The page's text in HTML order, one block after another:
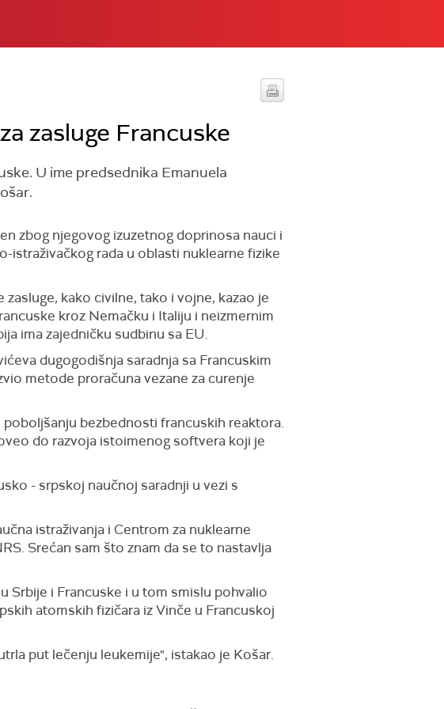
zasluge Francuske
U ime predsednika Emanuela
zbog njegovog izuzetnog doprinosa nauci i
rada u oblasti nuklearne fizike
kako civilne, tako i vojne, kazao je
kroz Nemačku i Italiju i neizmernim
ima zajedničku sudbinu sa EU.
dugogodišnja saradnja sa Francuskim
metode proračuna vezane za curenje
bezbednosti francuskih reaktora.
do razvoja istoimenog softvera koji je
- srpskoj naučnoj saradnji u vezi s
istraživanja i Centrom za nuklearne
Srećan sam što znam da se to nastavlja
Srbije i Francuske i u tom smislu pohvalio
atomskih fizičara iz Vinče u Francuskoj
put lečenju leukemije", istakao je Košar.